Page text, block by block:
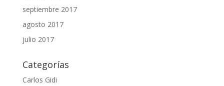
septiembre 2017
agosto 2017
julio 2017
Categorías
Carlos Gidi